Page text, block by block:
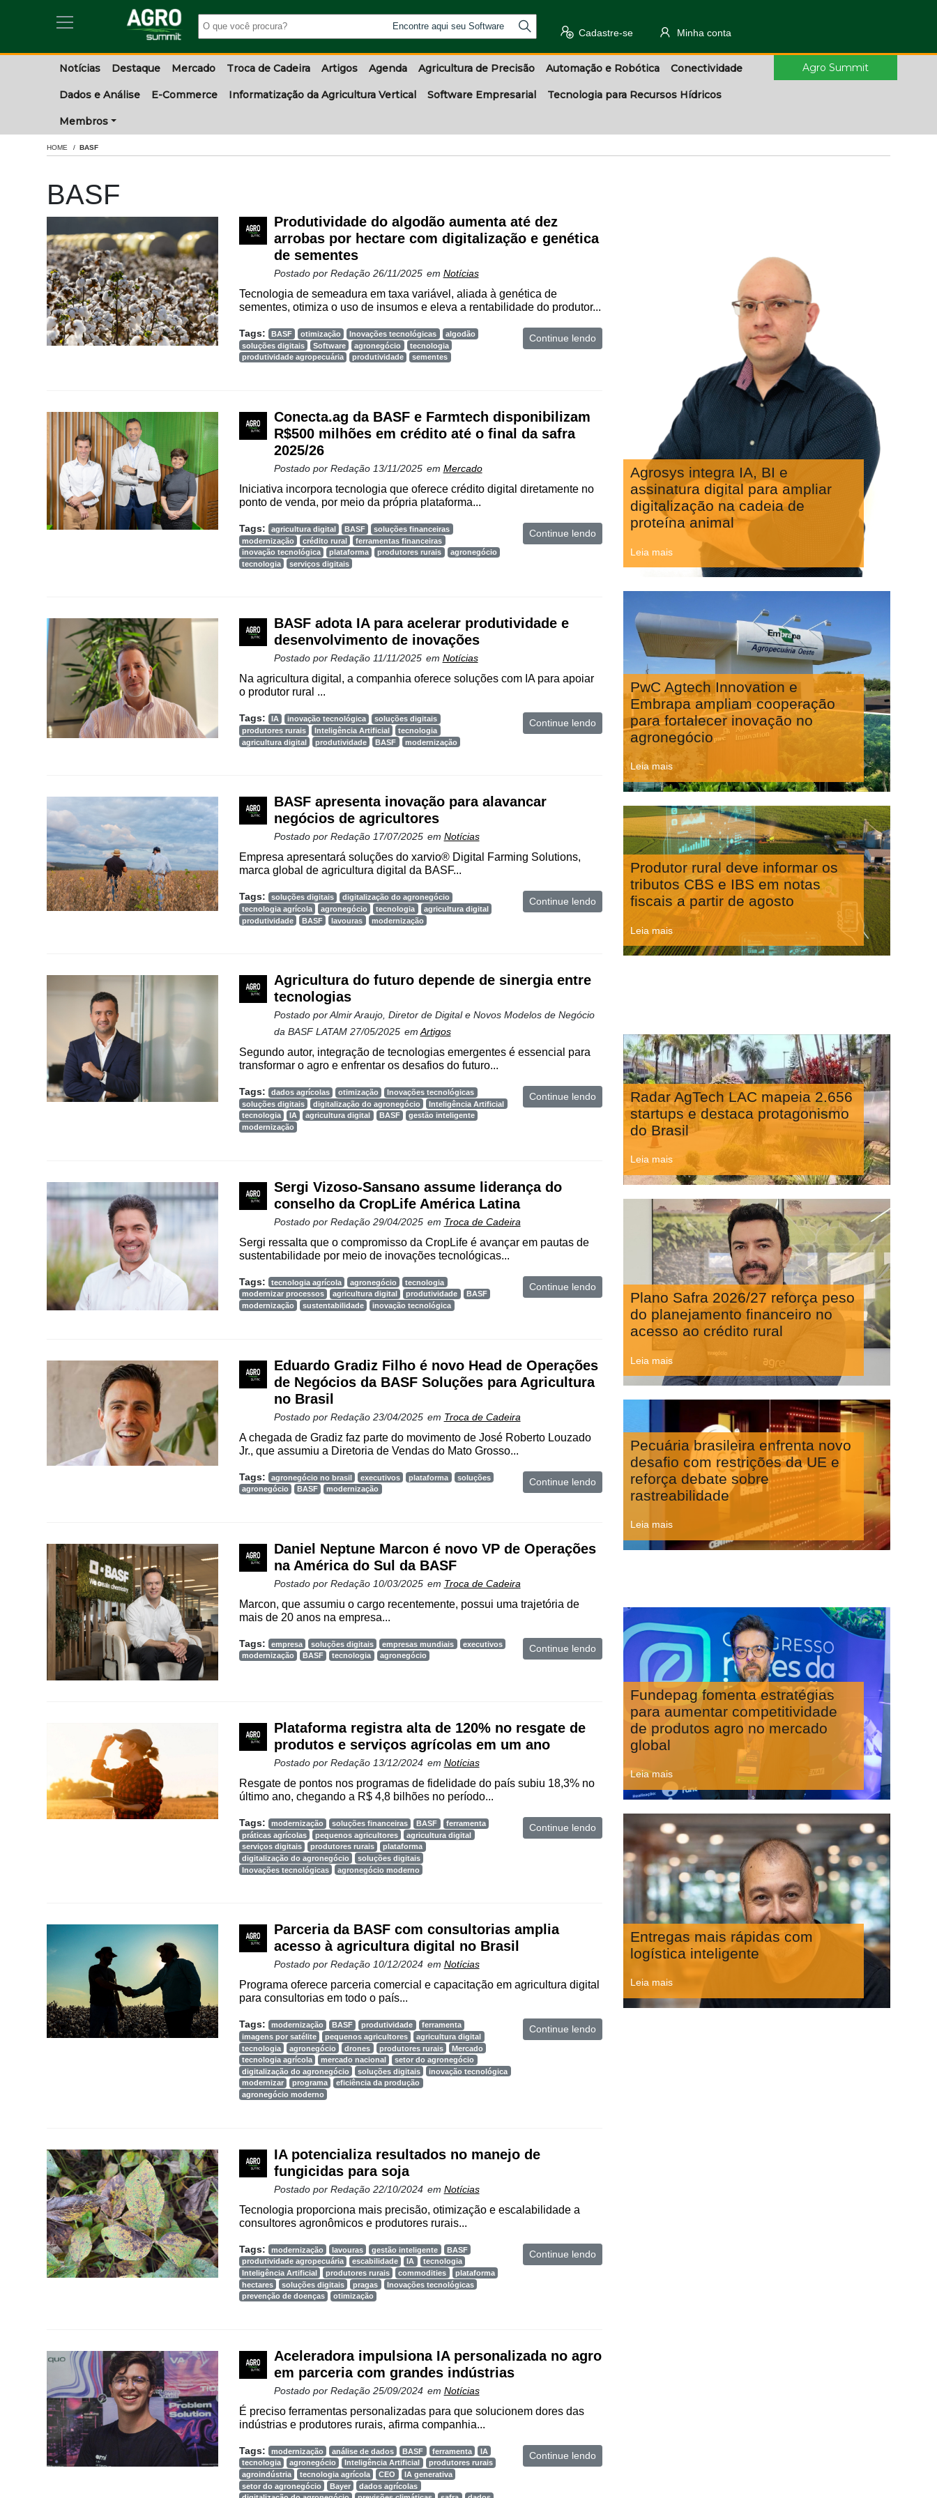
Cadastre-
Destaque
Mercado
Conectividade
Commerce
Informatização
Empresarial
Consulting
Encontre aqui seu Software
Cadastre-se Minha conta
Notícias Destaque Mercado Troca de Cadeira Artigos Agenda Agricultura de Precisão Automação e Robótica Conectividade
Dados e Análise E-Commerce Informatização da Agricultura Vertical Software Empresarial Tecnologia para Recursos Hídricos
Membros
Agro Summit
HOME BASF
BASF
Produtividade do algodão aumenta até dez
arrobas por hectare com digitalização e genética
de sementes
Postado por Redação 26/11/2025 em Notícias
Tecnologia de semeadura em taxa variável, aliada à genética de
sementes, otimiza o uso de insumos e eleva a rentabilidade do produtor...
Tags: BASF otimização Inovações tecnológicas
algodão
soluções digitais
Software agronegócio
tecnologia
produtividade agropecuária
produtividade sementes
Continue lendo
Conecta.ag da BASF e Farmtech disponibilizam
R$500 milhões em crédito até o final da safra
2025/26
Postado por Redação 13/11/2025 em Mercado
Iniciativa incorpora tecnologia que oferece crédito digital diretamente no
ponto de venda, por meio da própria plataforma...
Tags: agricultura digital BASF
soluções financeiras
modernização
crédito rural
ferramentas financeiras
inovação tecnológica
plataforma produtores rurais
agronegócio
tecnologia
serviços digitais
Continue lendo
BASF adota IA para acelerar produtividade e
desenvolvimento de inovações
Postado por Redação 11/11/2025 em Notícias
Na agricultura digital, a companhia oferece soluções com IA para apoiar
o produtor rural ...
Tags: IA inovação tecnológica
soluções digitais
produtores rurais
Inteligência Artificial
tecnologia
agricultura digital
produtividade BASF modernização
Continue lendo
BASF apresenta inovação para alavancar
negócios de agricultores
Postado por Redação 17/07/2025 em Notícias
Empresa apresentará soluções do xarvio® Digital Farming Solutions,
marca global de agricultura digital da BASF...
Tags: soluções digitais
digitalização do agronegócio
tecnologia agrícola
agronegócio tecnologia
agricultura digital
produtividade
BASF lavouras modernização
Continue lendo
Agricultura do futuro depende de sinergia entre
tecnologias
Postado porAlmir Araujo, Diretor de Digital e Novos Modelos de Negócio
da BASF LATAM 27/05/2025 em Artigos
Segundo autor, integração de tecnologias emergentes é essencial para
transformar o agro e enfrentar os desafios do futuro...
Tags: dados agrícolas otimização
Inovações tecnológicas
soluções digitais
digitalização do agronegócio
Inteligência Artificial
tecnologia
IA agricultura digital BASF
gestão inteligente
modernização
Continue lendo
Sergi Vizoso-Sansano assume liderança do
conselho da CropLife América Latina
Postado por Redação 29/04/2025 em Troca de Cadeira
Sergi ressalta que o compromisso da CropLife é avançar em pautas de
sustentabilidade por meio de inovações tecnológicas...
Tags: tecnologia agrícola agronegócio
tecnologia
modernizar processos
agricultura digital produtividade
BASF
modernização
sustentabilidade inovação tecnológica
Continue lendo
Eduardo Gradiz Filho é novo Head de Operações
de Negócios da BASF Soluções para Agricultura
no Brasil
Postado por Redação 23/04/2025 em Troca de Cadeira
A chegada de Gradiz faz parte do movimento de José Roberto Louzado
Jr., que assumiu a Diretoria de Vendas do Mato Grosso...
Tags: agronegócio no brasil executivos plataforma
soluções
agronegócio
BASF modernização
Continue lendo
Daniel Neptune Marcon é novo VP de Operações
na América do Sul da BASF
Postado por Redação 10/03/2025 em Troca de Cadeira
Marcon, que assumiu o cargo recentemente, possui uma trajetória de
mais de 20 anos na empresa...
Tags: empresa soluções digitais empresas mundiais
executivos
modernização
BASF tecnologia agronegócio
Continue lendo
Plataforma registra alta de 120% no resgate de
produtos e serviços agrícolas em um ano
Postado por Redação 13/12/2024 em Notícias
Resgate de pontos nos programas de fidelidade do país subiu 18,3% no
último ano, chegando a R$ 4,8 bilhões no período...
Tags: modernização soluções financeiras BASF
ferramenta
práticas agrícolas
pequenos agricultores
agricultura digital
serviços digitais
produtores rurais
plataforma
digitalização do agronegócio
soluções digitais
Inovações tecnológicas
agronegócio moderno
Continue lendo
Parceria da BASF com consultorias amplia
acesso à agricultura digital no Brasil
Postado por Redação 10/12/2024 em Notícias
Programa oferece parceria comercial e capacitação em agricultura digital
para consultorias em todo o país...
Tags: modernização BASF produtividade
ferramenta
imagens por satélite
pequenos agricultores
agricultura digital
tecnologia
agronegócio drones produtores rurais
Mercado
tecnologia agrícola
mercado nacional
setor do agronegócio
digitalização do agronegócio
soluções digitais
inovação tecnológica
modernizar
programa
eficiência da produção
agronegócio moderno
Continue lendo
IA potencializa resultados no manejo de
fungicidas para soja
Postado por Redação 22/10/2024 em Notícias
Tecnologia proporciona mais precisão, otimização e escalabilidade a
consultores agronômicos e produtores rurais...
Tags: modernização lavouras gestão inteligente
BASF
produtividade agropecuária
escabilidade IA
tecnologia
Inteligência Artificial
produtores rurais commodities
plataforma
hectares
soluções digitais pragas
Inovações tecnológicas
prevenção de doenças
otimização
Continue lendo
Aceleradora impulsiona IA personalizada no agro
em parceria com grandes indústrias
Postado por Redação 25/09/2024 em Notícias
É preciso ferramentas personalizadas para que solucionem dores das
indústrias e produtores rurais, afirma companhia...
Tags: modernização análise de dados BASF ferramenta
IA
tecnologia
agronegócio Inteligência Artificial
produtores rurais
agroindústria
tecnologia agrícola CEO
IA generativa
setor do agronegócio
Bayer
dados agrícolas
Continue lendo
Agrosys integra IA, BI e
assinatura digital para ampliar
digitalização na cadeia de
proteína animal
Leia mais
PwC Agtech Innovation e
Embrapa ampliam cooperação
para fortalecer inovação no
agronegócio
Leia mais
Produtor rural deve informar os
tributos CBS e IBS em notas
fiscais a partir de agosto
Leia mais
Radar AgTech LAC mapeia 2.656
startups e destaca protagonismo
do Brasil
Leia mais
Plano Safra 2026/27 reforça peso
do planejamento financeiro no
acesso ao crédito rural
Leia mais
Pecuária brasileira enfrenta novo
desafio com restrições da UE e
reforça debate sobre
rastreabilidade
Leia mais
Fundepag fomenta estratégias
para aumentar competitividade
de produtos agro no mercado
global
Leia mais
Entregas mais rápidas com
logística inteligente
Leia mais